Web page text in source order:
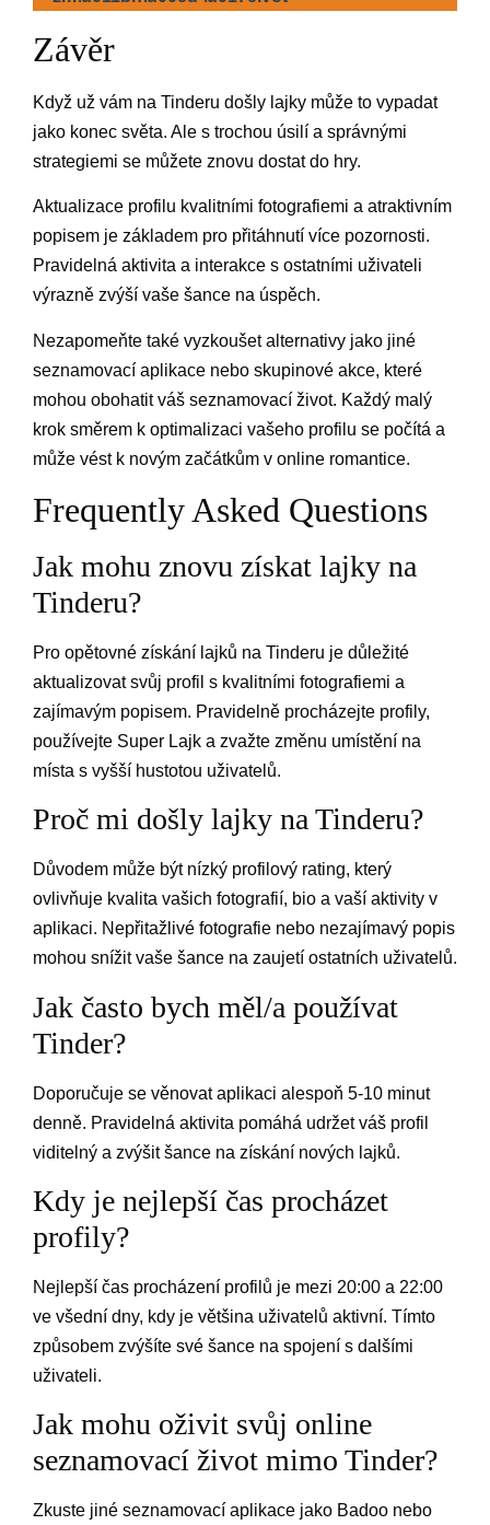
Závěr
Když už vám na Tinderu došly lajky může to vypadat
jako konec světa. Ale s trochou úsilí a správnými
strategiemi se můžete znovu dostat do hry.
Aktualizace profilu kvalitními fotografiemi a atraktivním
popisem je základem pro přitáhnutí více pozornosti.
Pravidelná aktivita a interakce s ostatními uživateli
výrazně zvýší vaše šance na úspěch.
Nezapomeňte také vyzkoušet alternativy jako jiné
seznamovací aplikace nebo skupinové akce, které
mohou obohatit váš seznamovací život. Každý malý
krok směrem k optimalizaci vašeho profilu se počítá a
může vést k novým začátkům v online romantice.
Frequently Asked Questions
Jak mohu znovu získat lajky na
Tinderu?
Pro opětovné získání lajků na Tinderu je důležité
aktualizovat svůj profil s kvalitními fotografiemi a
zajímavým popisem. Pravidelně procházejte profily,
používejte Super Lajk a zvažte změnu umístění na
místa s vyšší hustotou uživatelů.
Proč mi došly lajky na Tinderu?
Důvodem může být nízký profilový rating, který
ovlivňuje kvalita vašich fotografií, bio a vaší aktivity v
aplikaci. Nepřitažlivé fotografie nebo nezajímavý popis
mohou snížit vaše šance na zaujetí ostatních uživatelů.
Jak často bych měl/a používat
Tinder?
Doporučuje se věnovat aplikaci alespoň 5-10 minut
denně. Pravidelná aktivita pomáhá udržet váš profil
viditelný a zvýšit šance na získání nových lajků.
Kdy je nejlepší čas procházet
profily?
Nejlepší čas procházení profilů je mezi 20:00 a 22:00
ve všední dny, kdy je většina uživatelů aktivní. Tímto
způsobem zvýšíte své šance na spojení s dalšími
uživateli.
Jak mohu oživit svůj online
seznamovací život mimo Tinder?
Zkuste jiné seznamovací aplikace jako Badoo nebo